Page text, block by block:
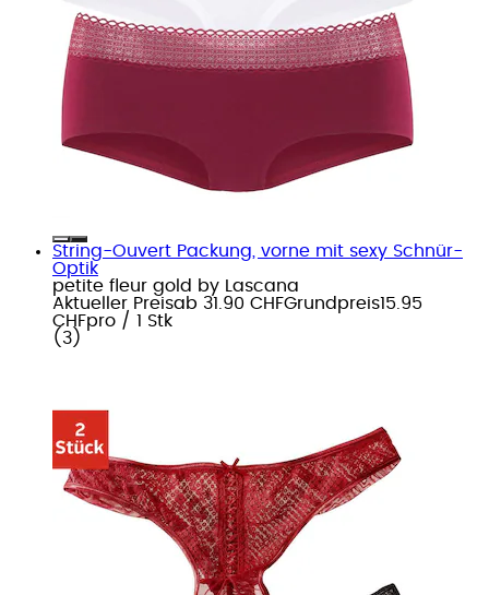
String-Ouvert Packung, vorne mit sexy Schnür-
Optik
petite fleur gold by Lascana
Aktueller Preisab 31.90 CHFGrundpreis15.95
CHFpro / 1 Stk
( 3 )